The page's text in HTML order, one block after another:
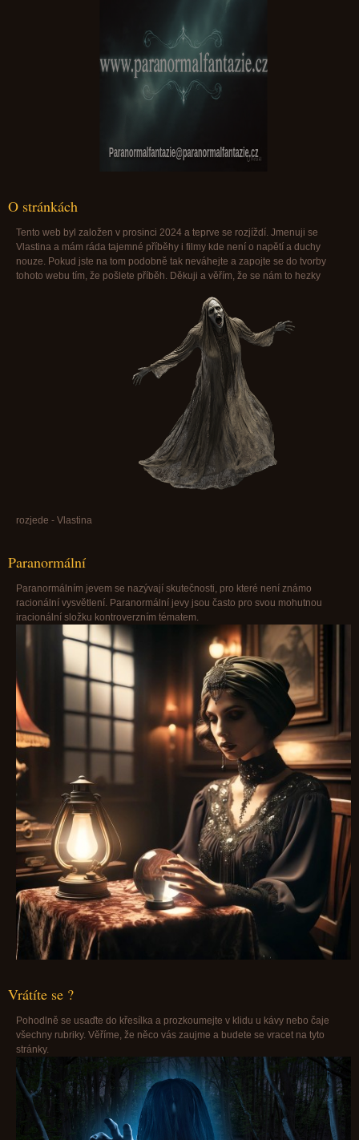
Paranormalfantazie@paranormalfantazie.cz
O stránkách
Tento web byl založen v prosinci 2024 a teprve se rozjíždí. Jmenuji se
Vlastina a mám ráda tajemné příběhy i filmy kde není o napětí a duchy
nouze. Pokud jste na tom podobně tak neváhejte a zapojte se do tvorby
tohoto webu tím, že pošlete příběh. Děkuji a věřím, že se nám to hezky
rozjede - Vlastina
Paranormální
Paranormálním jevem se nazývají skutečnosti, pro které není známo
racionální vysvětlení. Paranormální jevy jsou často pro svou mohutnou
iracionální složku kontroverzním tématem.
Vrátíte se ?
Pohodlně se usaďte do křesílka a prozkoumejte v klidu u kávy nebo čaje
všechny rubriky. Věříme, že něco vás zaujme a budete se vracet na tyto
stránky.